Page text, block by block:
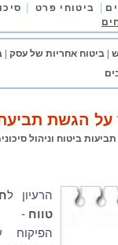
| ביטוחי פרט |
ביטוח אחריות של עסק
על הגשת
תביעות ביטוח וניהול
הרעיון ל
טווח -
הפיקוח